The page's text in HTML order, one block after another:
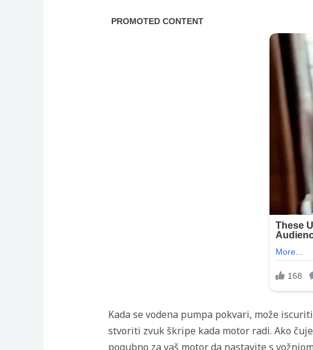
Kada se vodena pumpa pokvari, može
stvoriti zvuk škripe kada motor radi. Ako
pogubno za vaš motor da nastavite s